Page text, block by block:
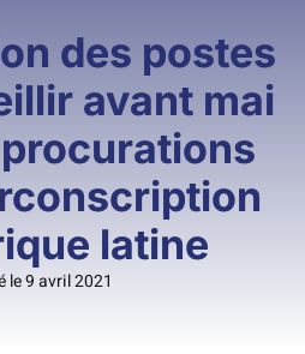
des postes
avant mai
latine
le 9 avril 2021